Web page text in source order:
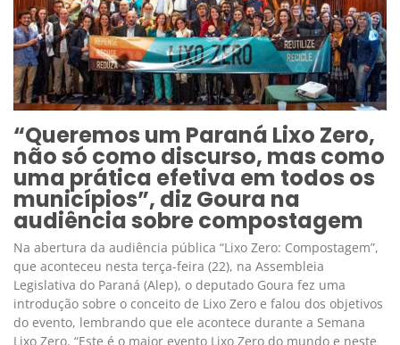
“Queremos um Paraná Lixo Zero,
não só como discurso, mas como
uma prática efetiva em todos os
municípios”, diz Goura na
audiência sobre compostagem
Na abertura da audiência pública “Lixo Zero: Compostagem”,
que aconteceu nesta terça-feira (22), na Assembleia
Legislativa do Paraná (Alep), o deputado Goura fez uma
introdução sobre o conceito de Lixo Zero e falou dos objetivos
do evento, lembrando que ele acontece durante a Semana
Lixo Zero. “Este é o maior evento Lixo Zero do mundo e neste